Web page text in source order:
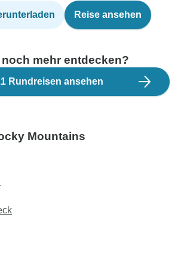
Reise ansehen
mehr entdecken?
Rundreisen ansehen
Mountains